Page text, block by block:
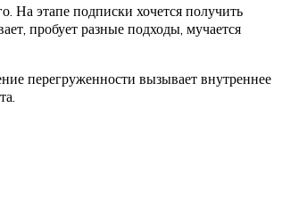
На этапе подписки хочется получить
пробует разные подходы, мучается
перегруженности вызывает внутреннее